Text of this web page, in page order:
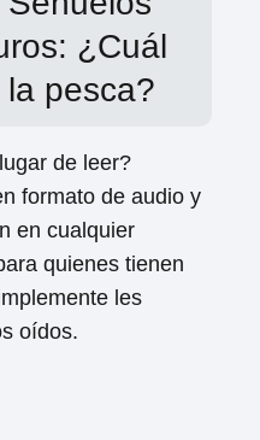
¿Cuál
pesca?
de leer?
formato de audio y
en cualquier
quienes tienen
les
oídos.